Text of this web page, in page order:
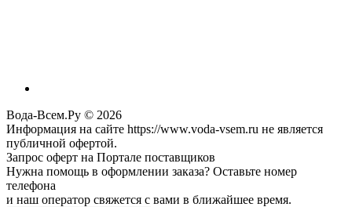
Вода-Всем.Ру © 2026
Информация на сайте https://www.voda-vsem.ru не является
публичной офертой.
Запрос оферт на Портале поставщиков
Нужна помощь в оформлении заказа? Оставьте номер
телефона
и наш оператор свяжется с вами в ближайшее время.